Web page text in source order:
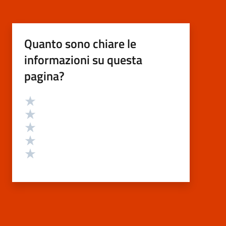
Quanto sono chiare le
informazioni su questa
pagina?
Valutazione